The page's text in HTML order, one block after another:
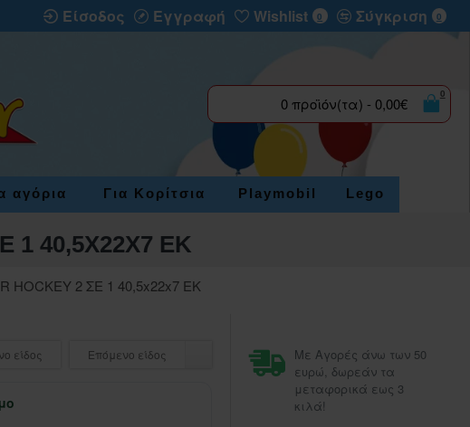
Είσοδος Εγγραφή Wishlist 0 Σύγκριση 0
0 προϊόν(τα) - 0,00€
0
αγόρια Για Κορίτσια Playmobil Lego
2 ΣΕ 1 40,5x22x7 ΕΚ
1 40,5X22X7 ΕΚ
είδος Επόμενο είδος
Με Αγορές άνω των 50
ευρώ, δωρεάν τα
μεταφορικά εως 3
κιλά!